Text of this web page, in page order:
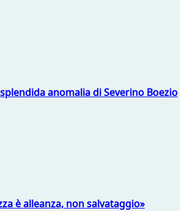
anomalia di Severino Boezio
è alleanza, non salvataggio»